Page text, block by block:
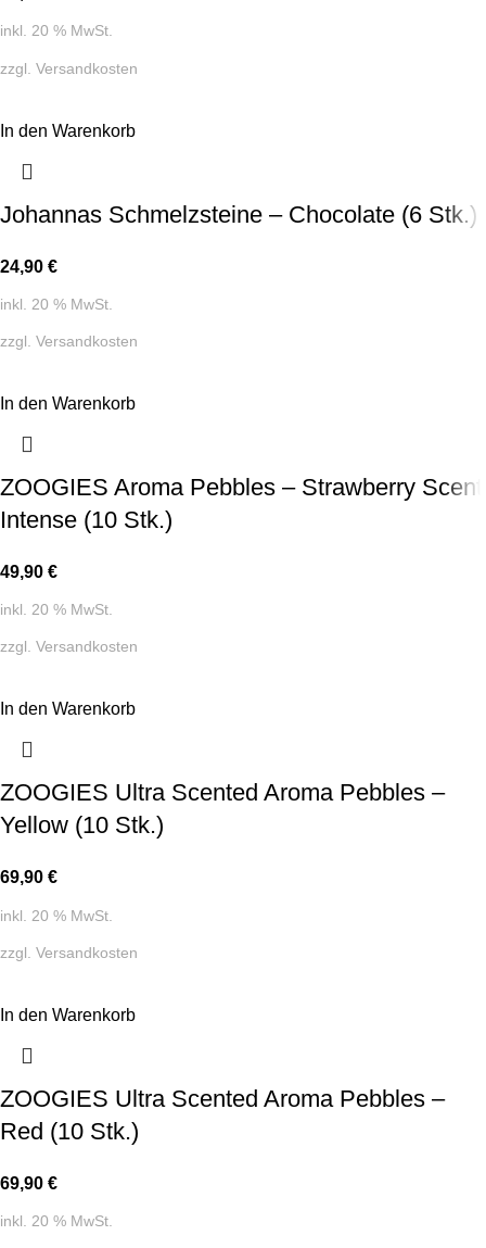
inkl. 20 % MwSt.
zzgl. Versandkosten
In den Warenkorb
Johannas Schmelzsteine – Chocolate (6 Stk.)
24,90 €
inkl. 20 % MwSt.
zzgl. Versandkosten
In den Warenkorb
ZOOGIES Aroma Pebbles – Strawberry Scent
Intense (10 Stk.)
49,90 €
inkl. 20 % MwSt.
zzgl. Versandkosten
In den Warenkorb
ZOOGIES Ultra Scented Aroma Pebbles –
Yellow (10 Stk.)
69,90 €
inkl. 20 % MwSt.
zzgl. Versandkosten
In den Warenkorb
ZOOGIES Ultra Scented Aroma Pebbles –
Red (10 Stk.)
69,90 €
inkl. 20 % MwSt.